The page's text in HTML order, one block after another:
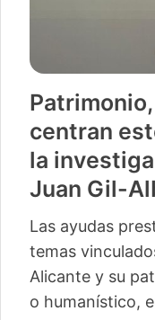
centran
la
Juan Gil-
Las ayudas
temas
Alicante y su
o humanístico,